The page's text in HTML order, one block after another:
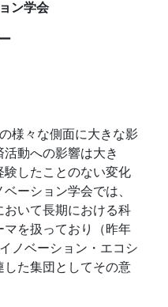
ン学会
様々な側面に大きな影
動への影響は大き
験したことのない変化
ーション学会では、
いて長期における科
を扱っており（昨年
ノベーション・エコシ
た集団としてその意